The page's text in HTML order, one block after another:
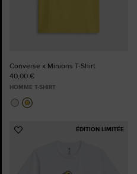
Converse x Minions T-Shirt
40,00 €
HOMME T-SHIRT
ÉDITION LIMITÉE
Ajouter